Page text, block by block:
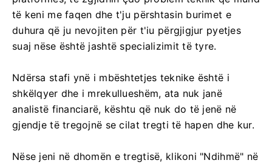
të keni me faqen dhe t'ju përshtasin burimet e
duhura që ju nevojiten për t'iu përgjigjur pyetjes
suaj nëse është jashtë specializimit të tyre.
Ndërsa stafi ynë i mbështetjes teknike është i
shkëlqyer dhe i mrekullueshëm, ata nuk janë
analistë financiarë, kështu që nuk do të jenë në
gjendje të tregojnë se cilat tregti të hapen dhe kur.
Nëse jeni në dhomën e tregtisë, klikoni "Ndihmë" në